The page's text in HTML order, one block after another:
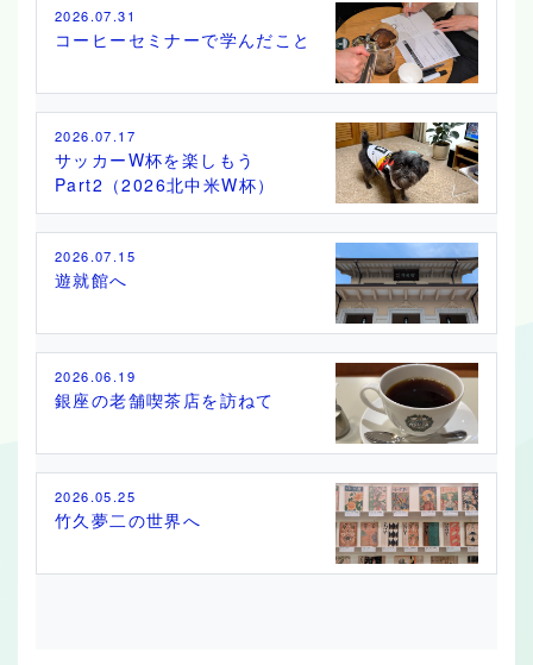
2026.07.31
コーヒーセミナーで学んだこと
2026.07.17
サッカーW杯を楽しもう
Part2（2026北中米W杯）
2026.07.15
遊就館へ
2026.06.19
銀座の老舗喫茶店を訪ねて
2026.05.25
竹久夢二の世界へ